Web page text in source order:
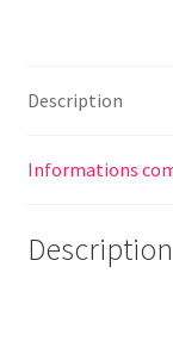
Description
Informations
Description